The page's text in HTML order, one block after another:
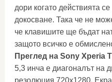
дори когато действията
докосване. Така че не
че клавишите ще бъдат
защото всичко е
Преглед на Sony Xperia
5,3 инча е диагоналът на
резолюция 720х1280.